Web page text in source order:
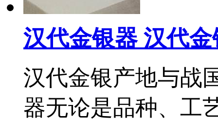
汉代金银器 汉代金
汉代金银产地与战
器无论是品种、工